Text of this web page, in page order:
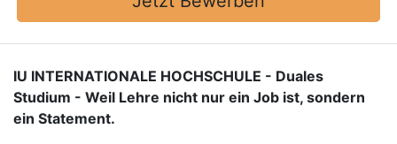
IU INTERNATIONALE HOCHSCHULE - Duales
Studium - Weil Lehre nicht nur ein Job ist, sondern
ein Statement.